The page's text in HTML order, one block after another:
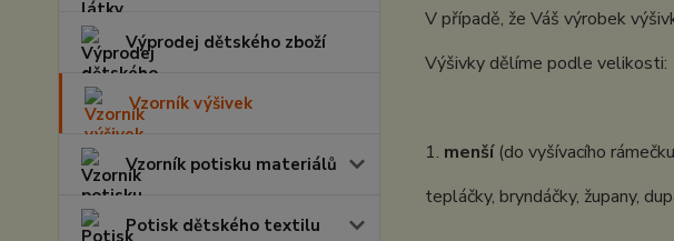
Výprodej dětského zboží
Vzorník výšivek
Vzorník potisku materiálů
Potisk dětského textilu
V případě, že Váš výrobek
Výšivky dělíme podle velikosti:
1. menší(do vyšívacího
tepláčky, bryndáčky, župany,